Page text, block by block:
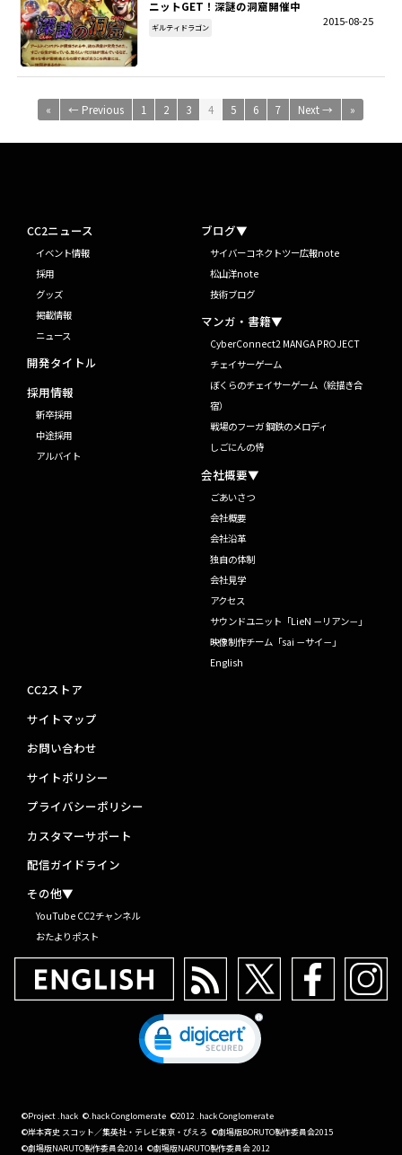
ニットGET！深謎の洞窟開催中
2015-08-25
ギルティドラゴン
« ← Previous 1 2 3 4 5 6 7 Next → »
CC2ニュース
イベント情報
採用
グッズ
掲載情報
ニュース
開発タイトル
採用情報
新卒採用
中途採用
アルバイト
ブログ▼
サイバーコネクトツー広報note
松山洋note
技術ブログ
マンガ・書籍▼
CyberConnect2 MANGA PROJECT
チェイサーゲーム
ぼくらのチェイサーゲーム（絵描き合
宿）
戦場のフーガ 鋼鉄のメロディ
しごにんの侍
会社概要▼
ごあいさつ
会社概要
会社沿革
独自の体制
会社見学
アクセス
サウンドユニット「LieN －リアン－」
映像制作チーム「sai －サイ－」
English
CC2ストア
サイトマップ
お問い合わせ
サイトポリシー
プライバシーポリシー
カスタマーサポート
配信ガイドライン
その他▼
YouTube CC2チャンネル
おたよりポスト
©Project .hack ©.hack Conglomerate ©2012 .hack Conglomerate
©岸本斉史 スコット／集英社・テレビ東京・ぴえろ ©劇場版BORUTO製作委員会2015
©劇場版NARUTO製作委員会2014 ©劇場版NARUTO製作委員会 2012